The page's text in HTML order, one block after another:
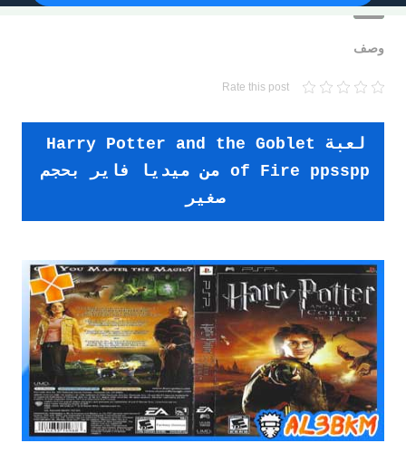
وصف
Rate this post
لعبة Harry Potter and the Goblet
of Fire ppsspp من ميديا فاير بحجم
صغير